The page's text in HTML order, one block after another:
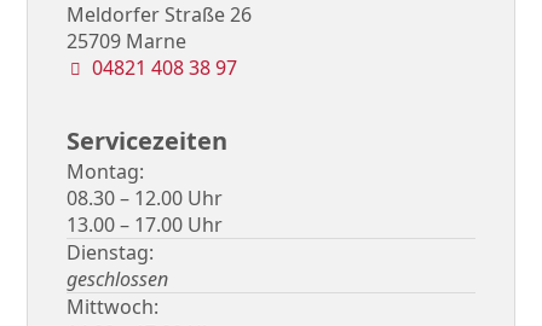
Meldorfer Straße 26
25709 Marne
Telefonnummer
04821 408 38 97
Servicezeiten
Montag
08.30– 12.00 Uhr
13.00– 17.00 Uhr
Dienstag
geschlossen
Mittwoch